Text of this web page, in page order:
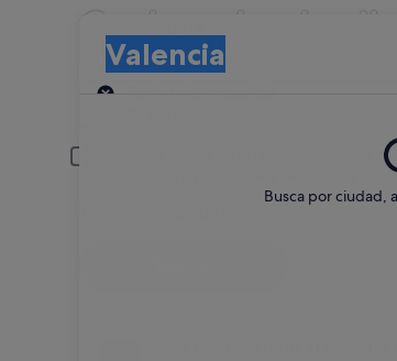
Coches de
Busca por ciudad,
Valencia
Recogida
Conductor menor de 30 años o mayor de 70
Es posible que los conductores jóvenes o los